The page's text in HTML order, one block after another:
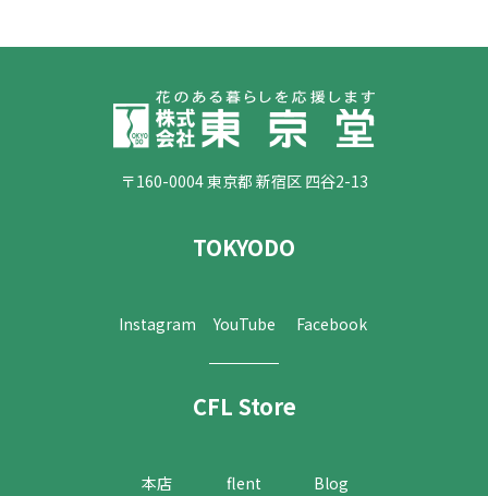
〒160-0004 東京都 新宿区 四谷2-13
TOKYODO
Instagram YouTube Facebook
CFL Store
本店 flent Blog